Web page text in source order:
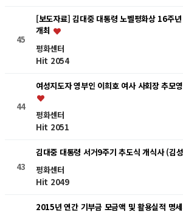
45
[보도자료] 김대중 대통령 노벨평화상 16주
개최
평화센터
Hit 2054
44
여성지도자 영부인 이희호 여사 사회장 추모
평화센터
Hit 2051
43
김대중 대통령 서거9주기 추도식 개식사 (김
평화센터
Hit 2049
2015년 연간 기부금 모금액 및 활용실적 명